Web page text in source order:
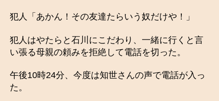
犯人「あかん！その友達たらいう奴だけや！」
犯人はやたらと石川にこだわり、一緒に行くと言
い張る母親の頼みを拒絶して電話を切った。
午後10時24分、今度は知世さんの声で電話が入っ
た。